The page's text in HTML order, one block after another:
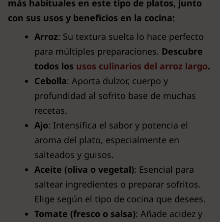
más habituales en este tipo de platos, junto
con sus usos y beneficios en la cocina:
Arroz: Su textura suelta lo hace perfecto
para múltiples preparaciones. Descubre
todos los usos culinarios del arroz largo.
Cebolla: Aporta dulzor, cuerpo y
profundidad al sofrito base de muchas
recetas.
Ajo: Intensifica el sabor y potencia el
aroma del plato, especialmente en
salteados y guisos.
Aceite (oliva o vegetal): Esencial para
saltear ingredientes o preparar sofritos.
Elige según el tipo de cocina que desees.
Tomate (fresco o salsa): Añade acidez y